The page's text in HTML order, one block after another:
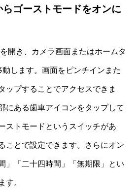
ゴーストモードをオンに
開き、カメラ画面またはホームタ
します。画面をピンチインまた
ップすることでアクセスできま
にある歯車アイコンをタップして
ストモードというスイッチがあ
ことで設定できます。さらにオン
」「二十四時間」「無期限」とい
す。